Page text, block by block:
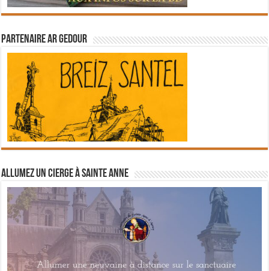
Partenaire Ar Gedour
Allumez un cierge à Sainte Anne